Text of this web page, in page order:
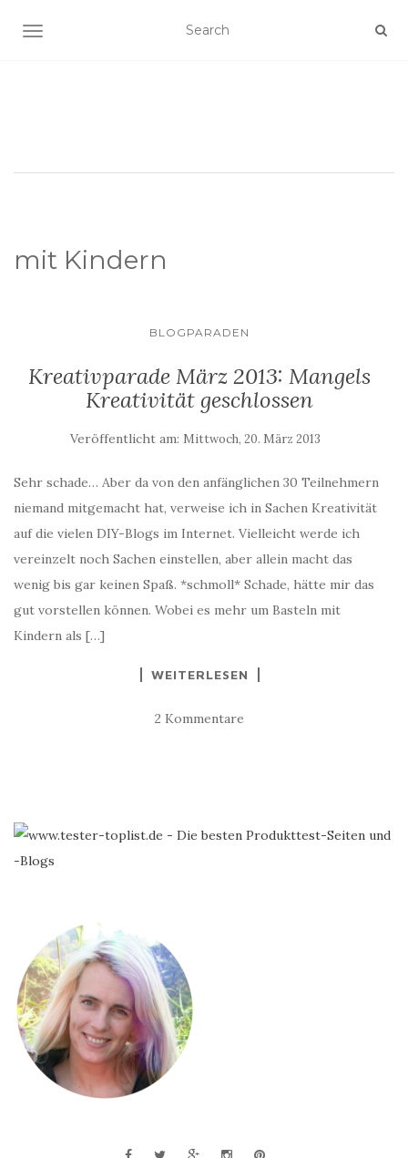
SCHALTE NAVIGATION
mit Kindern
BLOGPARADEN
Kreativparade März 2013: Mangels
Kreativität geschlossen
Veröffentlicht am: Mittwoch, 20. März 2013
Sehr schade… Aber da von den anfänglichen 30 Teilnehmern
niemand mitgemacht hat, verweise ich in Sachen Kreativität
auf die vielen DIY-Blogs im Internet. Vielleicht werde ich
vereinzelt noch Sachen einstellen, aber allein macht das
wenig bis gar keinen Spaß. *schmoll* Schade, hätte mir das
gut vorstellen können. Wobei es mehr um Basteln mit
Kindern als […]
WEITERLESEN
2 Kommentare